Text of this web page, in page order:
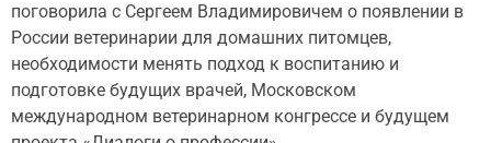
поговорила с Сергеем Владимировичем о появлении в
России ветеринарии для домашних питомцев,
необходимости менять подход к воспитанию и
подготовке будущих врачей, Московском
международном ветеринарном конгрессе и будущем